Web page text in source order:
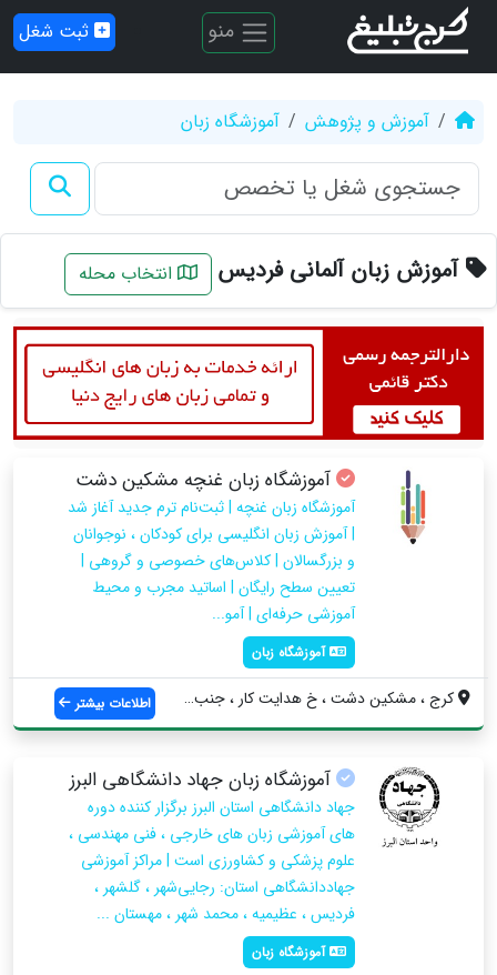
منو ثبت شغل
آموزش و پژوهش آموزشگاه زبان
آموزش زبان آلمانی فردیس انتخاب محله
آموزشگاه زبان غنچه مشکین دشت
آموزشگاه زبان غنچه | ثبت‌نام ترم جدید آغاز شد
| آموزش زبان انگلیسی برای کودکان ، نوجوانان
و بزرگسالان | کلاس‌های خصوصی و گروهی |
تعیین سطح رایگان | اساتید مجرب و محیط
آموزشی حرفه‌ای | آمو...
آموزشگاه زبان
کرج ، مشکین دشت ، خ هدایت کار ، جنب بانک... اطلاعات بیشتر
آموزشگاه زبان جهاد دانشگاهی البرز
جهاد دانشگاهی استان البرز برگزار کننده دوره
های آموزشی زبان های خارجی ، فنی مهندسی ،
علوم پزشکی و کشاورزی است | مراکز آموزشی
جهاددانشگاهی استان: رجایی‌شهر ، گلشهر ،
فردیس ، عظیمیه ، محمد شهر ، مهستان ...
آموزشگاه زبان